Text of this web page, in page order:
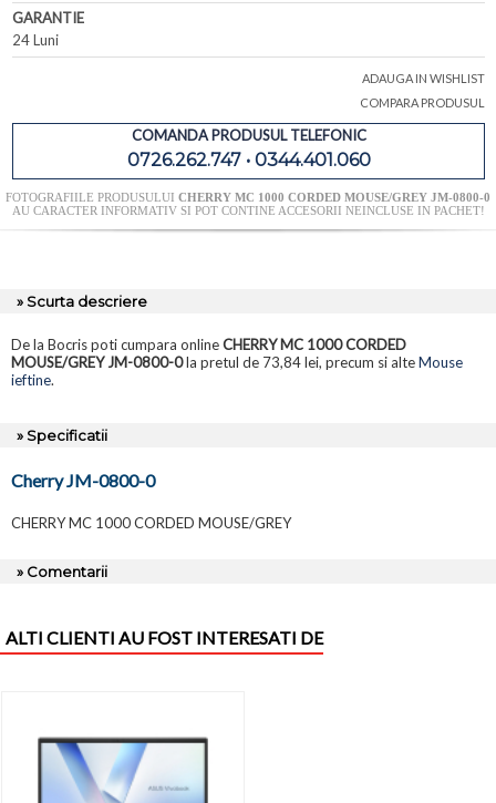
GARANTIE
24 Luni
ADAUGA IN WISHLIST
COMPARA PRODUSUL
COMANDA PRODUSUL TELEFONIC
0726.262.747 • 0344.401.060
FOTOGRAFIILE PRODUSULUI CHERRY MC 1000 CORDED MOUSE/GREY JM-0800-0
AU CARACTER INFORMATIV SI POT CONTINE ACCESORII NEINCLUSE IN PACHET!
» Scurta descriere
De la Bocris poti cumpara onlineCHERRY MC 1000 CORDED
MOUSE/GREY JM-0800-0la pretul de 73,84 lei, precum si alteMouse
ieftine.
» Specificatii
Cherry JM-0800-0
CHERRY MC 1000 CORDED MOUSE/GREY
» Comentarii
ALTI CLIENTI AU FOST INTERESATI DE